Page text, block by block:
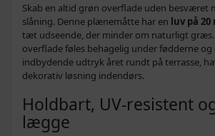
Skab en altid grøn overflade uden besværet
slåning. Denne plænemåtte har en luv på 20
tæt udseende, der minder om naturligt
overflade føles behagelig under fødderne og
indbydende udtryk året rundt på terrasse,
dekorativ løsning indendørs.
Holdbart, UV-resistent
lægge
Kunstgræs 200 × 100 × 4 cm - PP &
vejrbestandigt
Kunstgræs 500 × 100 cm - PP & PE,
stråhøjde
Kunstgræs 500 × 100 × 3 cm - PP &
vejrbestandigt